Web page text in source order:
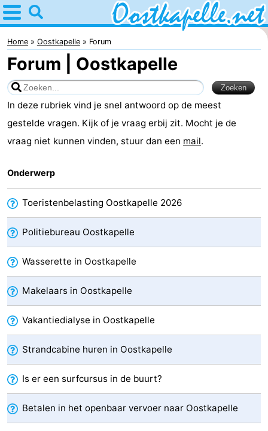
Home
Oostkapelle
Tips
Voor
kinderen
Natuur
Oranjezon
Overnachten
Appartementen
-
De
Grote
Bed
(&
Campings
Vakantiehuizen
-
Bos
en
Duin
-
De
Grote
-
De
-
Home Oostkapelle Forum
Forum | Oostkapelle
In deze rubriek vind je snel antwoord op de meest
gestelde vragen. Kijk of je vraag erbij zit. Mocht je de
vraag niet kunnen vinden, stuur dan een mail.
Onderwerp
Toeristenbelasting Oostkapelle 2026
Politiebureau Oostkapelle
Wasserette in Oostkapelle
Makelaars in Oostkapelle
Vakantiedialyse in Oostkapelle
Strandcabine huren in Oostkapelle
Is er een surfcursus in de buurt?
Betalen in het openbaar vervoer naar Oostkapelle